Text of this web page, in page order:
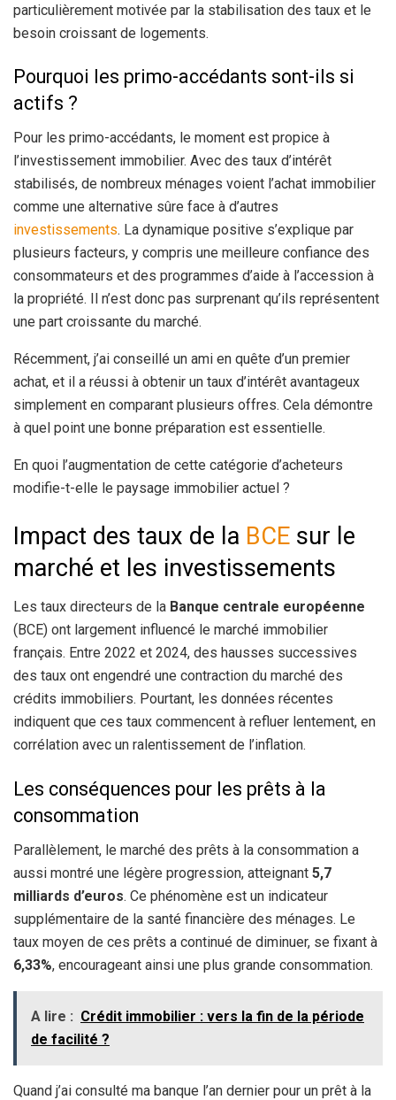
particulièrement motivée par la stabilisation des taux et le
besoin croissant de logements.
Pourquoi les primo-accédants sont-ils si
actifs ?
Pour les primo-accédants, le moment est propice à
l’investissement immobilier. Avec des taux d’intérêt
stabilisés, de nombreux ménages voient l’achat immobilier
comme une alternative sûre face à d’autres
investissements. La dynamique positive s’explique par
plusieurs facteurs, y compris une meilleure confiance des
consommateurs et des programmes d’aide à l’accession à
la propriété. Il n’est donc pas surprenant qu’ils représentent
une part croissante du marché.
Récemment, j’ai conseillé un ami en quête d’un premier
achat, et il a réussi à obtenir un taux d’intérêt avantageux
simplement en comparant plusieurs offres. Cela démontre
à quel point une bonne préparation est essentielle.
En quoi l’augmentation de cette catégorie d’acheteurs
modifie-t-elle le paysage immobilier actuel ?
Impact des taux de la BCE sur le
marché et les investissements
Les taux directeurs de la Banque centrale européenne
(BCE) ont largement influencé le marché immobilier
français. Entre 2022 et 2024, des hausses successives
des taux ont engendré une contraction du marché des
crédits immobiliers. Pourtant, les données récentes
indiquent que ces taux commencent à refluer lentement, en
corrélation avec un ralentissement de l’inflation.
Les conséquences pour les prêts à la
consommation
Parallèlement, le marché des prêts à la consommation a
aussi montré une légère progression, atteignant 5,7
milliards d’euros. Ce phénomène est un indicateur
supplémentaire de la santé financière des ménages. Le
taux moyen de ces prêts a continué de diminuer, se fixant à
6,33%, encourageant ainsi une plus grande consommation.
A lire : Crédit immobilier : vers la fin de la période
de facilité ?
Quand j’ai consulté ma banque l’an dernier pour un prêt à la